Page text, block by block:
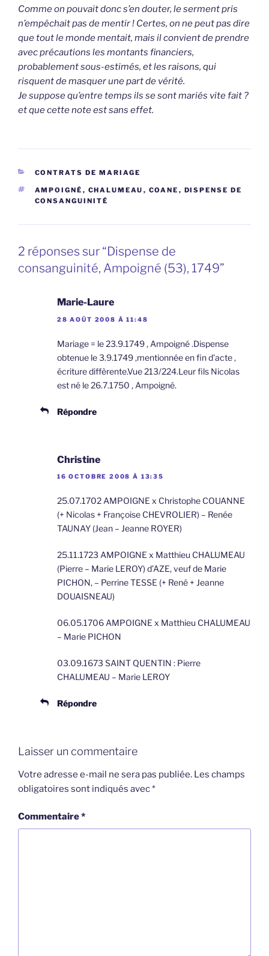
Comme on pouvait donc s’en douter, le serment pris
n’empêchait pas de mentir ! Certes, on ne peut pas dire
que tout le monde mentait, mais il convient de prendre
avec précautions les montants financiers,
probablement sous-estimés, et les raisons, qui
risquent de masquer une part de vérité.
Je suppose qu’entre temps ils se sont mariés vite fait ?
et que cette note est sans effet.
CATÉGORIES
CONTRATS DE MARIAGE
ÉTIQUETTES
AMPOIGNÉ , CHALUMEAU , COANE , DISPENSE DE
CONSANGUINITÉ
2 réponses sur “Dispense de
consanguinité, Ampoigné (53), 1749”
Marie-Laure
28 AOÛT 2008 À 11:48
Mariage = le 23.9.1749 , Ampoigné .Dispense
obtenue le 3.9.1749 ,mentionnée en fin d’acte ,
écriture diffèrente.Vue 213/224.Leur fils Nicolas
est né le 26.7.1750 , Ampoigné.
Répondre
Christine
16 OCTOBRE 2008 À 13:35
25.07.1702 AMPOIGNE x Christophe COUANNE
(+ Nicolas + Françoise CHEVROLIER) – Renée
TAUNAY (Jean – Jeanne ROYER)
25.11.1723 AMPOIGNE x Matthieu CHALUMEAU
(Pierre – Marie LEROY) d’AZE, veuf de Marie
PICHON, – Perrine TESSE (+ René + Jeanne
DOUAISNEAU)
06.05.1706 AMPOIGNE x Matthieu CHALUMEAU
– Marie PICHON
03.09.1673 SAINT QUENTIN : Pierre
CHALUMEAU – Marie LEROY
Répondre
Laisser un commentaire
Votre adresse e-mail ne sera pas publiée. Les champs
obligatoires sont indiqués avec*
Commentaire*